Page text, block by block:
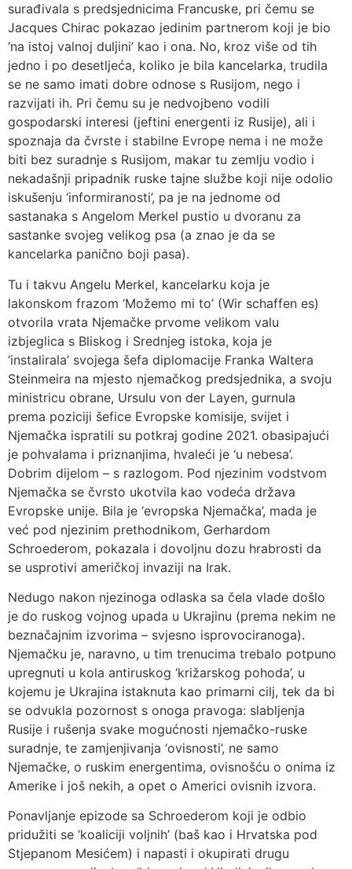
surađivala s predsjednicima Francuske, pri čemu se
Jacques Chirac pokazao jedinim partnerom koji je bio
‘na istoj valnoj duljini’ kao i ona. No, kroz više od tih
jedno i po desetljeća, koliko je bila kancelarka, trudila
se ne samo imati dobre odnose s Rusijom, nego i
razvijati ih. Pri čemu su je nedvojbeno vodili
gospodarski interesi (jeftini energenti iz Rusije), ali i
spoznaja da čvrste i stabilne Evrope nema i ne može
biti bez suradnje s Rusijom, makar tu zemlju vodio i
nekadašnji pripadnik ruske tajne službe koji nije odolio
iskušenju ‘informiranosti’, pa je na jednome od
sastanaka s Angelom Merkel pustio u dvoranu za
sastanke svojeg velikog psa (a znao je da se
kancelarka panično boji pasa).
Tu i takvu Angelu Merkel, kancelarku koja je
lakonskom frazom ‘Možemo mi to’ (Wir schaffen es)
otvorila vrata Njemačke prvome velikom valu
izbjeglica s Bliskog i Srednjeg istoka, koja je
‘instalirala’ svojega šefa diplomacije Franka Waltera
Steinmeira na mjesto njemačkog predsjednika, a svoju
ministricu obrane, Ursulu von der Layen, gurnula
prema poziciji šefice Evropske komisije, svijet i
Njemačka ispratili su potkraj godine 2021. obasipajući
je pohvalama i priznanjima, hvaleći je ‘u nebesa’.
Dobrim dijelom – s razlogom. Pod njezinim vodstvom
Njemačka se čvrsto ukotvila kao vodeća država
Evropske unije. Bila je ‘evropska Njemačka’, mada je
već pod njezinim prethodnikom, Gerhardom
Schroederom, pokazala i dovoljnu dozu hrabrosti da
se usprotivi američkoj invaziji na Irak.
Nedugo nakon njezinoga odlaska sa čela vlade došlo
je do ruskog vojnog upada u Ukrajinu (prema nekim ne
beznačajnim izvorima – svjesno isprovociranoga).
Njemačku je, naravno, u tim trenucima trebalo potpuno
upregnuti u kola antiruskog ‘križarskog pohoda’, u
kojemu je Ukrajina istaknuta kao primarni cilj, tek da bi
se odvukla pozornost s onoga pravoga: slabljenja
Rusije i rušenja svake mogućnosti njemačko-ruske
suradnje, te zamjenjivanja ‘ovisnosti’, ne samo
Njemačke, o ruskim energentima, ovisnošću o onima iz
Amerike i još nekih, a opet o Americi ovisnih izvora.
Ponavljanje epizode sa Schroederom koji je odbio
pridužiti se ‘koaliciji voljnih’ (baš kao i Hrvatska pod
Stjepanom Mesićem) i napasti i okupirati drugu